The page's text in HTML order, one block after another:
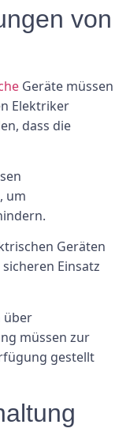
von
Geräte müssen
Elektriker
dass die
um
Geräten
Einsatz
über
müssen zur
gestellt